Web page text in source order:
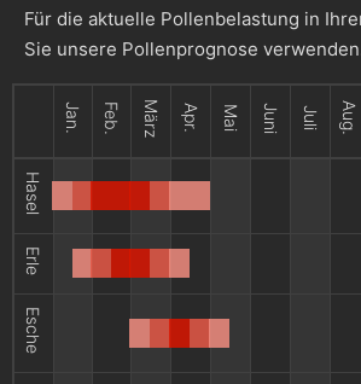
Für die aktuelle Pollenbelastung in
Sie unsere Pollenprognose
Jan. Feb. März Apr. Mai Juni Juli Aug.
Hasel
Erle
Esche